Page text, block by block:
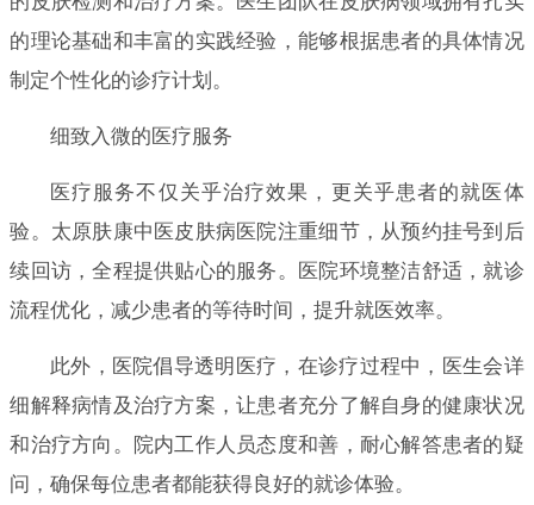
的理论基础和丰富的实践经验，能够根据患者的具体情况
制定个性化的诊疗计划。
细致入微的医疗服务
医疗服务不仅关乎治疗效果，更关乎患者的就医体
验。太原肤康中医皮肤病医院注重细节，从预约挂号到后
续回访，全程提供贴心的服务。医院环境整洁舒适，就诊
流程优化，减少患者的等待时间，提升就医效率。
此外，医院倡导透明医疗，在诊疗过程中，医生会详
细解释病情及治疗方案，让患者充分了解自身的健康状况
和治疗方向。院内工作人员态度和善，耐心解答患者的疑
问，确保每位患者都能获得良好的就诊体验。